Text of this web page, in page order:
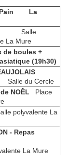
La
Salle
La Mure
de boules +
(19h30)
Salle du Cercle
NOËL
Place
polyvalente La
- Repas
La Mure